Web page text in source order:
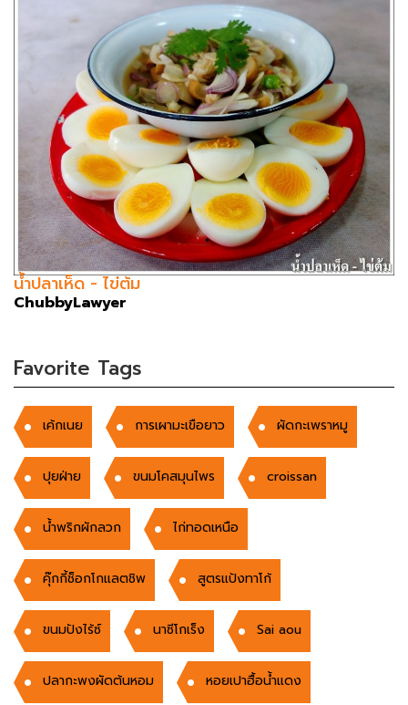
น้ำปลาเห็ด - ไข่ต้ม
ChubbyLawyer
Favorite Tags
เค้กเนย การเผามะเขือยาว ผัดกะเพราหมู
ปุยฝ่าย ขนมโคสมุนไพร croissan
น้ำพริกผักลวก ไก่ทอดเหนือ
คุ๊กกี้ช็อกโกแลตชิพ สูตรแป้งทาโก้
ขนมปังไร้ซ์ นาซีโกเร็ง Sai aou
ปลากะพงผัดต้นหอม หอยเปาฮื้อน้ำแดง